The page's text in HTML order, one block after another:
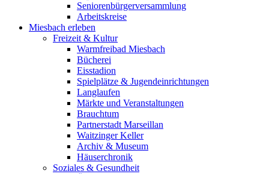
Seniorenbürgerversammlung
Arbeitskreise
Miesbach erleben
Freizeit & Kultur
Warmfreibad Miesbach
Bücherei
Eisstadion
Spielplätze & Jugendeinrichtungen
Langlaufen
Märkte und Veranstaltungen
Brauchtum
Partnerstadt Marseillan
Waitzinger Keller
Archiv & Museum
Häuserchronik
Soziales & Gesundheit